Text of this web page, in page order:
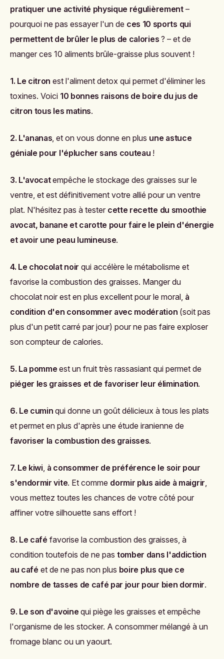
pratiquer une activité physique régulièrement–
pourquoi ne pas essayer l'un de ces 10 sports qui
permettent de brûler le plus de calories ? – et de
manger ces 10 aliments brûle-graisse plus souvent !
1. Le citron est l'aliment detox qui permet d'éliminer les
toxines. Voici 10 bonnes raisons de boire du jus de
citron tous les matins.
2. L'ananas, et on vous donne en plus une astuce
géniale pour l'éplucher sans couteau !
3. L'avocatempêche le stockage des graisses sur le
ventre, et est définitivement votre allié pour un ventre
plat. N'hésitez pas à tester cette recette du smoothie
avocat, banane et carotte pour faire le plein d'énergie
et avoir une peau lumineuse.
4. Le chocolat noir qui accélère le métabolisme et
favorise la combustion des graisses. Manger du
chocolat noir est en plus excellent pour le moral, à
condition d'en consommer avec modération (soit pas
plus d'un petit carré par jour) pour ne pas faire exploser
son compteur de calories.
5. La pomme est un fruit très rassasiant qui permet de
piéger les graisses et de favoriser leur élimination.
6. Le cumin qui donne un goût délicieux à tous les plats
et permet en plus d'après une étude iranienne de
favoriser la combustion des graisses.
7. Le kiwi, à consommer de préférence le soir pour
s'endormir vite. Et comme dormir plus aide à maigrir,
vous mettez toutes les chances de votre côté pour
affiner votre silhouette sans effort !
8. Le café favorise la combustion des graisses, à
condition toutefois de ne pas tomber dans l'addiction
au café et de ne pas non plus boire plus que ce
nombre de tasses de café par jour pour bien dormir.
9. Le son d'avoine qui piège les graisses et empêche
l'organisme de les stocker. A consommer mélangé à un
fromage blanc ou un yaourt.